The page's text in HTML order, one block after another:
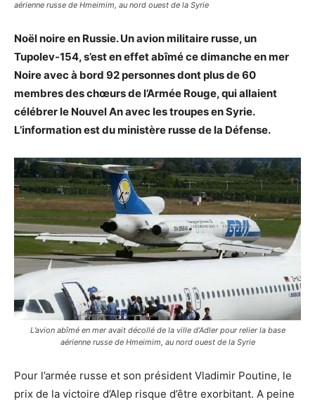
aérienne russe de Hmeimim, au nord ouest de la Syrie
Noël noire en Russie. Un avion militaire russe, un
Tupolev-154, s’est en effet abîmé ce dimanche en mer
Noire avec à bord 92 personnes dont plus de 60
membres des chœurs de l’Armée Rouge, qui allaient
célébrer le Nouvel An avec les troupes en Syrie.
L’information est du ministère russe de la Défense.
L’avion abîmé en mer avait décollé de la ville d’Adler pour relier la base
aérienne russe de Hmeimim, au nord ouest de la Syrie
Pour l’armée russe et son président Vladimir Poutine, le
prix de la victoire d’Alep risque d’être exorbitant. A peine